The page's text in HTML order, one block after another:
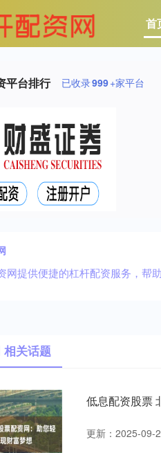
首
平台排行 已收录999+家平台
网提供便捷的杠杆配资服务，帮
相关话题
低息配资股票
更新：2025-09-